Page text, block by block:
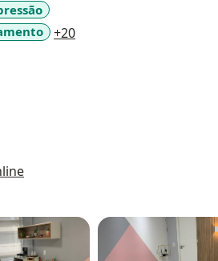
+20a11y_sr_more_diseases